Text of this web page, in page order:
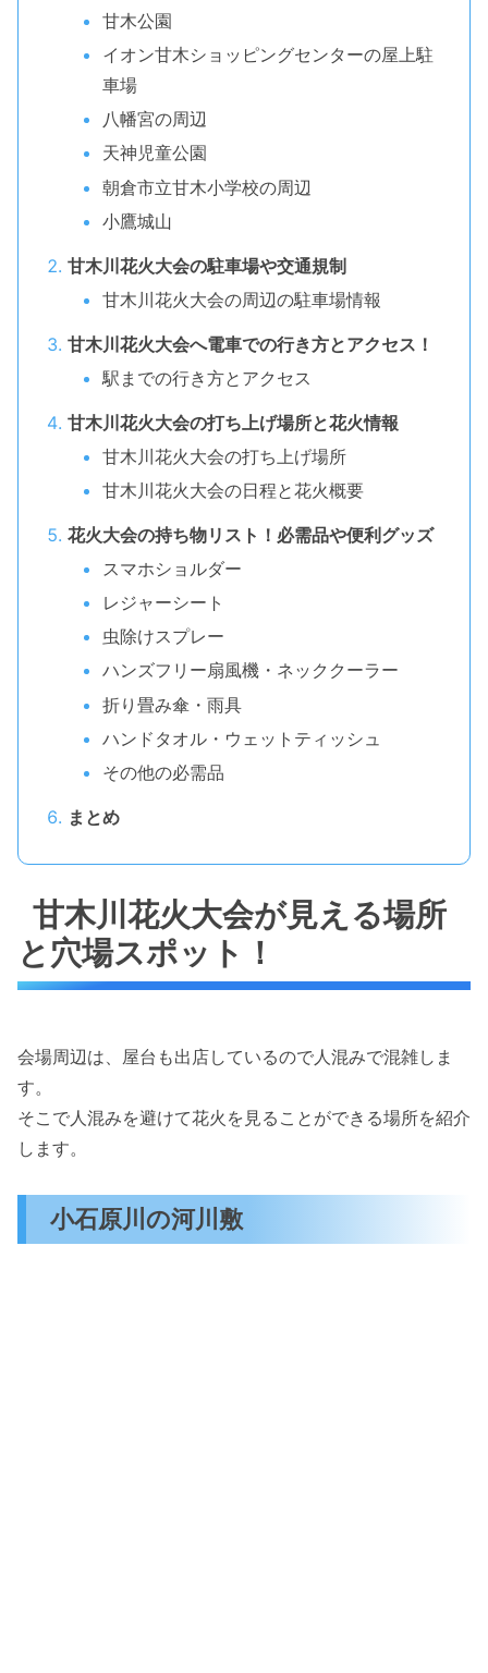
甘木公園
イオン甘木ショッピングセンターの屋上駐
車場
八幡宮の周辺
天神児童公園
朝倉市立甘木小学校の周辺
小鷹城山
甘木川花火大会の駐車場や交通規制
甘木川花火大会の周辺の駐車場情報
甘木川花火大会へ電車での行き方とアクセス！
駅までの行き方とアクセス
甘木川花火大会の打ち上げ場所と花火情報
甘木川花火大会の打ち上げ場所
甘木川花火大会の日程と花火概要
花火大会の持ち物リスト！必需品や便利グッズ
スマホショルダー
レジャーシート
虫除けスプレー
ハンズフリー扇風機・ネッククーラー
折り畳み傘・雨具
ハンドタオル・ウェットティッシュ
その他の必需品
まとめ
甘木川花火大会が見える場所
と穴場スポット！
会場周辺は、屋台も出店しているので人混みで混雑しま
す。
そこで人混みを避けて花火を見ることができる場所を紹介
します。
小石原川の河川敷